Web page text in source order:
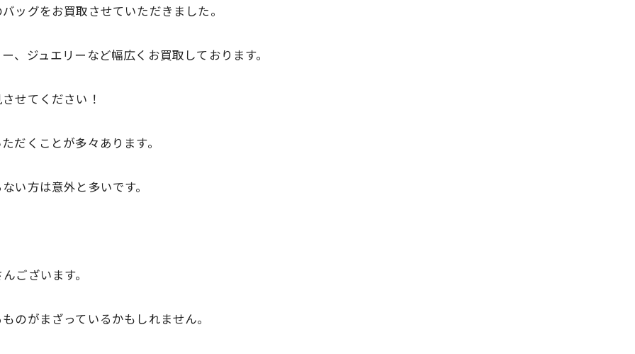
ッグをお買取させていただきました。
、ジュエリーなど幅広くお買取しております。
せてください！
だくことが多々あります。
い方は意外と多いです。
ございます。
のがまざっているかもしれません。